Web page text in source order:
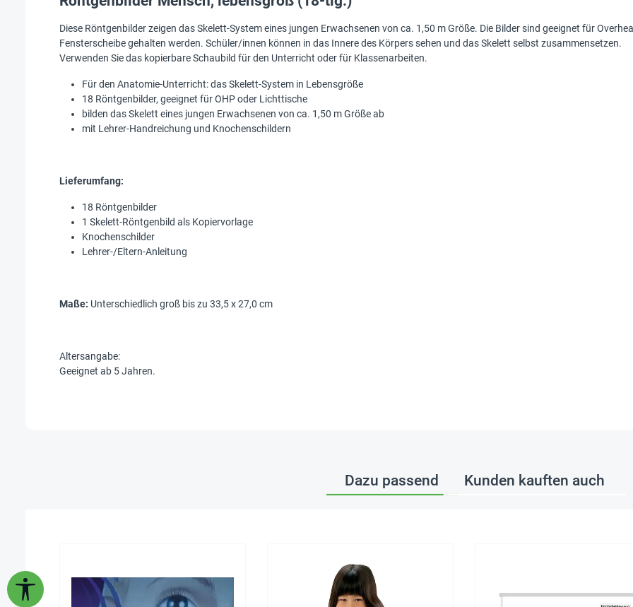
Diese Röntgenbilder zeigen das Skelett-System eines jungen Erwachsenen von ca. 1,50 m Größe. Die Bilder sind geeignet für
Fensterscheibe gehalten werden. Schüler/innen können in das Innere des Körpers sehen und das Skelett selbst zusammensetzen.
Verwenden Sie das kopierbare Schaubild für den Unterricht oder für Klassenarbeiten.
Für den Anatomie-Unterricht: das Skelett-System in Lebensgröße
18 Röntgenbilder, geeignet für OHP oder Lichttische
bilden das Skelett eines jungen Erwachsenen von ca. 1,50 m Größe ab
mit Lehrer-Handreichung und Knochenschildern
Lieferumfang:
18 Röntgenbilder
1 Skelett-Röntgenbild als Kopiervorlage
Knochenschilder
Lehrer-/Eltern-Anleitung
Maße: Unterschiedlich groß bis zu 33,5 x 27,0 cm
Altersangabe:
Geeignet ab 5 Jahren.
Dazu passend Kunden kauften auch
Werkzeugleiste anzeigen